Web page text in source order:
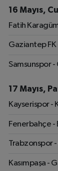
16 Mayıs,
Fatih
Gaziantep FK
Samsunspor
17 Mayıs,
Kayserispor -
Fenerbahçe -
Trabzonspor
Kasımpaşa -